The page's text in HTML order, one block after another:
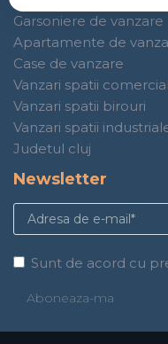
Garsoniere de vanzare
Apartamente de
Case de vanzare
Vanzari spatii
Vanzari spatii birouri
Vanzari spatii
Judetul cluj
Newsletter
Sunt de acord cu